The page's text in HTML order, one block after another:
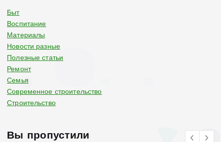
Быт
Воспитание
Материалы
Новости разные
Полезные статьи
Ремонт
Семья
Современное строительство
Строительство
Вы пропустили